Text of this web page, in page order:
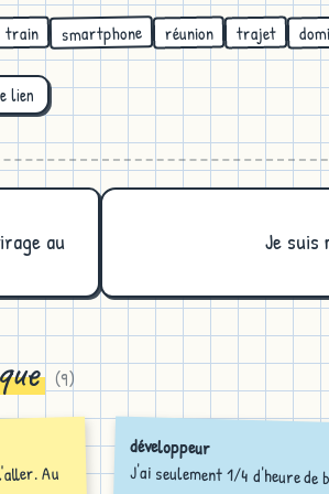
train smartphone réunion trajet
lien
au Je suis
(9)
Au
développeur
J'ai seulement 1/4 d'heure de
pour essayer de